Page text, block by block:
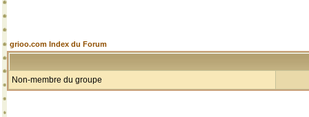
grioo.com Index du Forum
Non-membre du groupe